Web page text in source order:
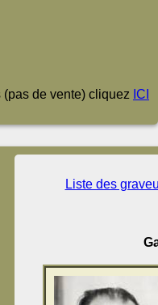
de vente) cliquez ICI
Liste des